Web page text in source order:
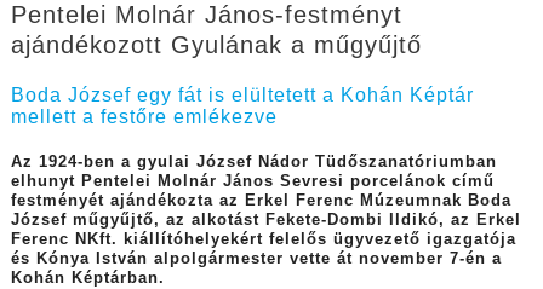
Pentelei Molnár János-festményt
ajándékozott Gyulának a műgyűjtő
Boda József egy fát is elültetett a Kohán Képtár
mellett a festőre emlékezve
Az 1924-ben a gyulai József Nádor Tüdőszanatóriumban
elhunyt Pentelei Molnár János Sevresi porcelánok című
festményét ajándékozta az Erkel Ferenc Múzeumnak Boda
József műgyűjtő, az alkotást Fekete-Dombi Ildikó, az Erkel
Ferenc NKft. kiállítóhelyekért felelős ügyvezető igazgatója
és Kónya István alpolgármester vette át november 7-én a
Kohán Képtárban.